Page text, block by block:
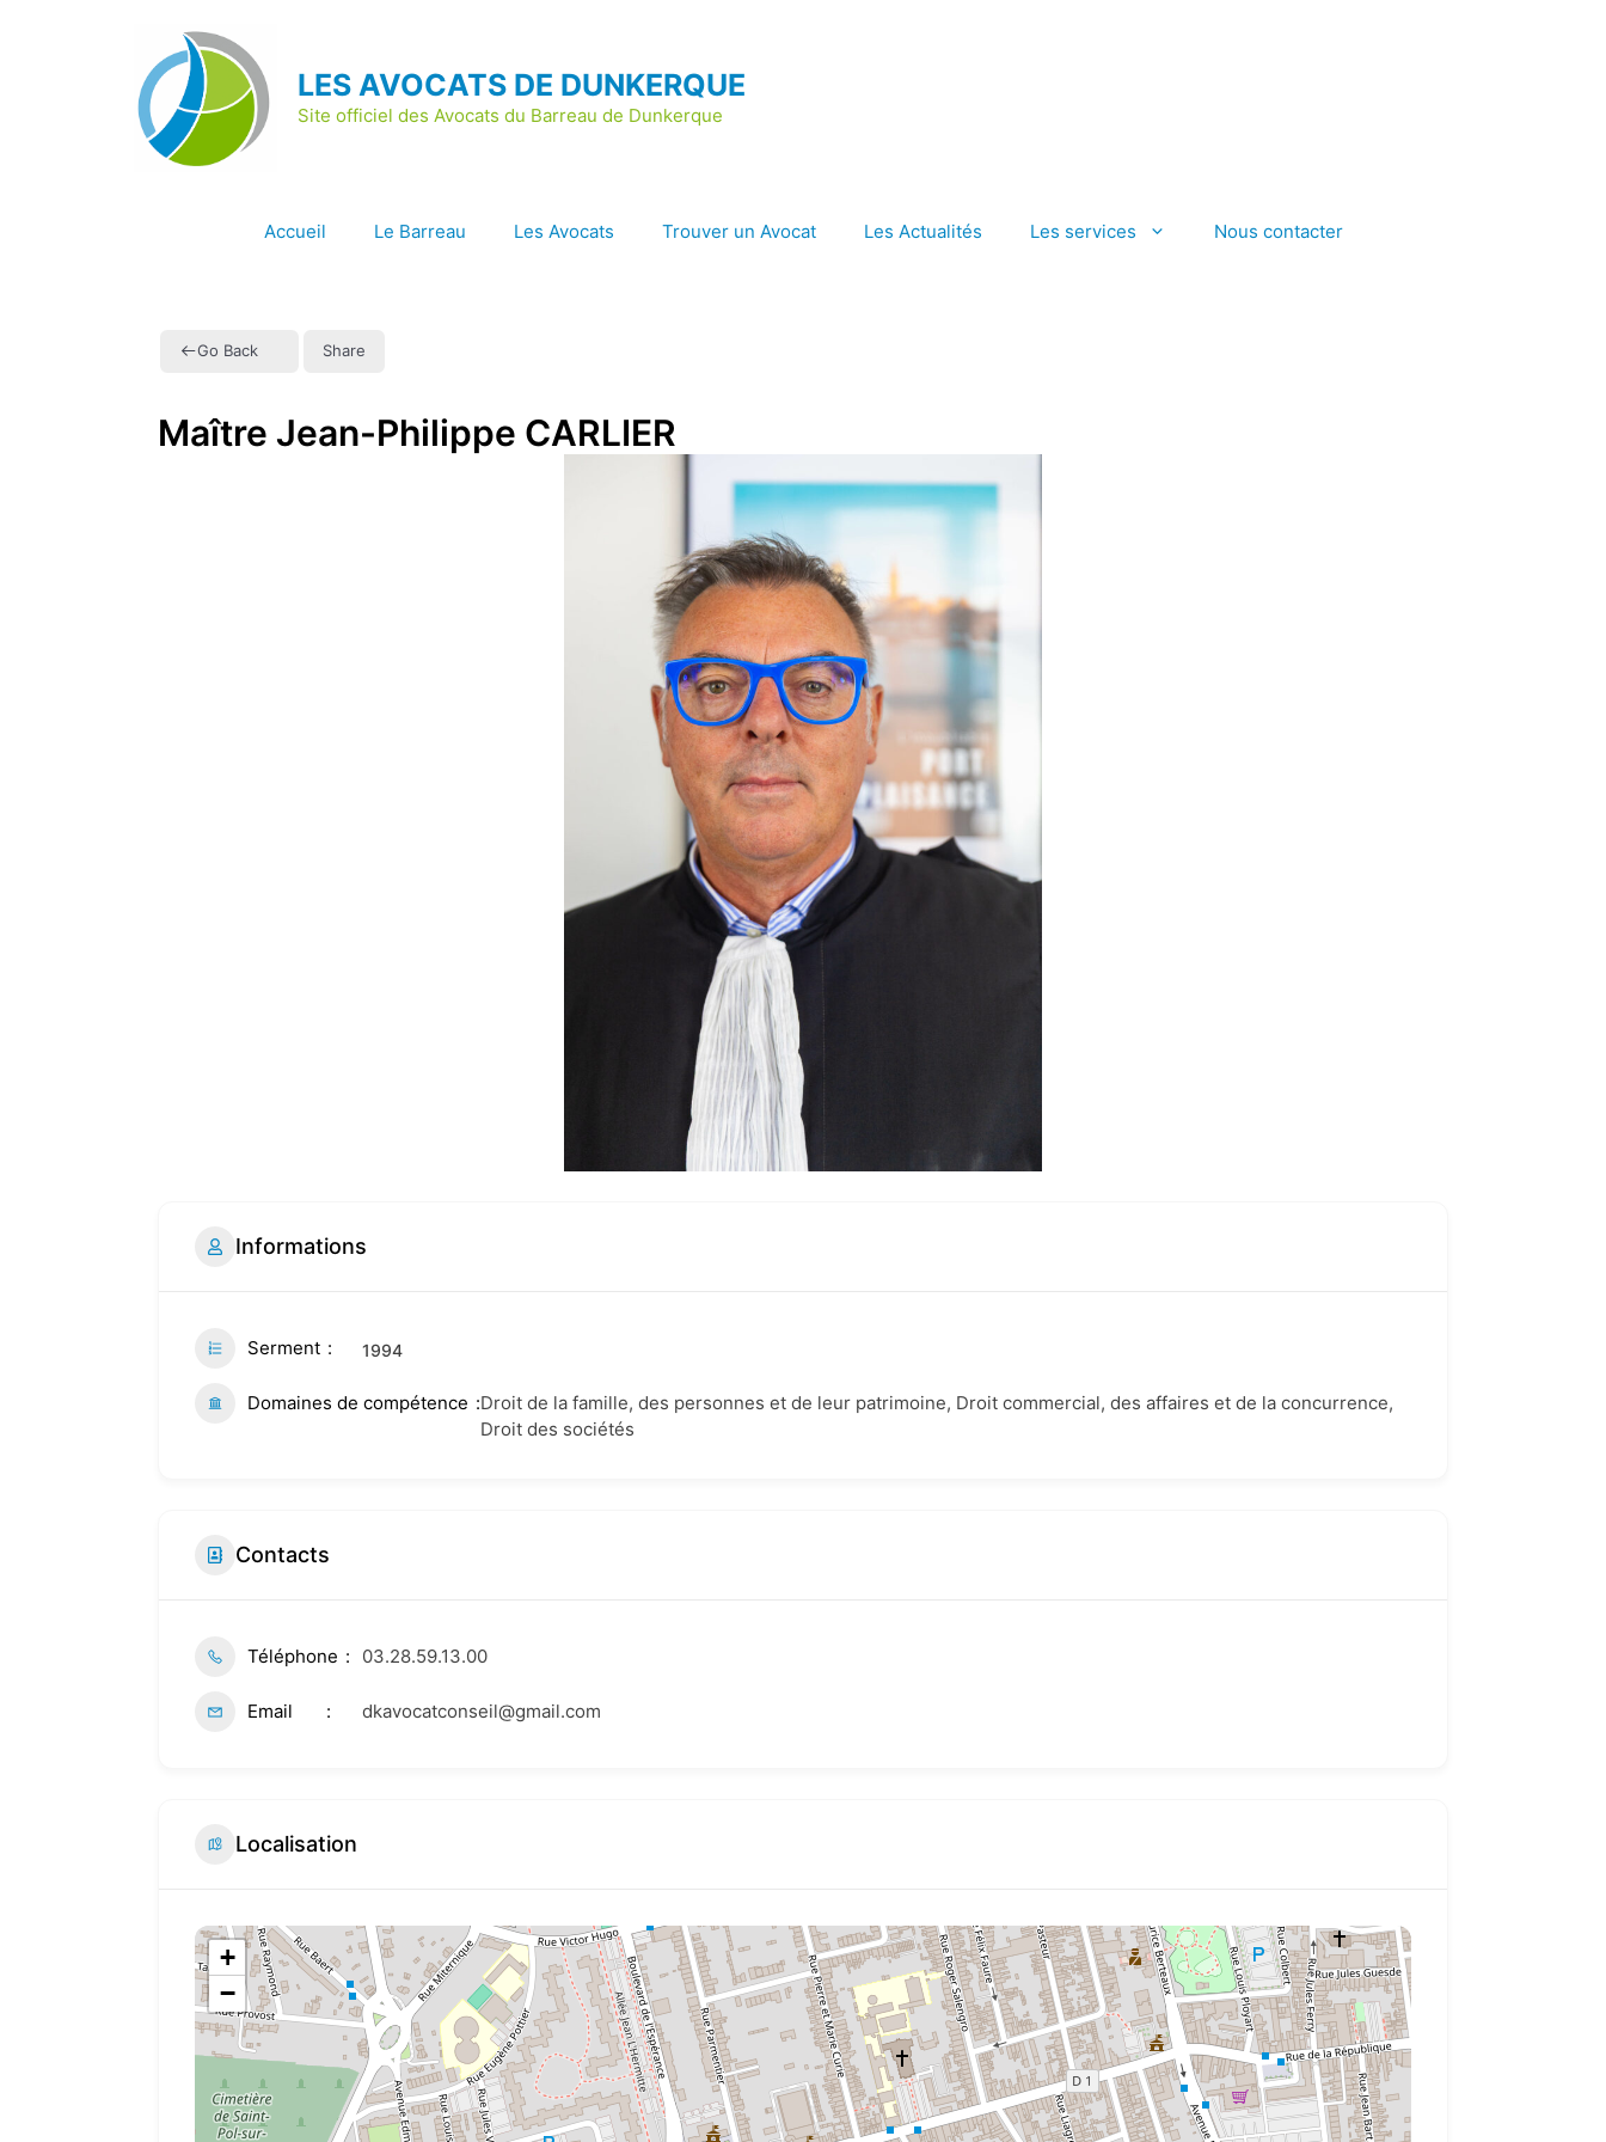
LES AVOCATS DE DUNKERQUE
Site officiel des Avocats du Barreau de Dunkerque
Accueil Le Barreau Les Avocats Trouver un Avocat Les Actualités Les services Nous contacter
Go Back Share
Maître Jean-Philippe CARLIER
Informations
Serment 1994
Domaines de compétence
Droit de la famille, des personnes et de leur patrimoine, Droit commercial, des affaires et de la concurrence,
Droit des sociétés
Contacts
Téléphone 03.28.59.13.00
Email dkavocatconseil@gmail.com
Localisation
+
−